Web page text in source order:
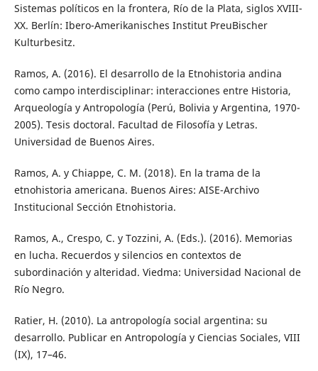
Sistemas políticos en la frontera, Río de la Plata, siglos XVIII-
XX. Berlín: Ibero-Amerikanisches Institut PreuBischer
Kulturbesitz.
Ramos, A. (2016). El desarrollo de la Etnohistoria andina
como campo interdisciplinar: interacciones entre Historia,
Arqueología y Antropología (Perú, Bolivia y Argentina, 1970-
2005). Tesis doctoral. Facultad de Filosofía y Letras.
Universidad de Buenos Aires.
Ramos, A. y Chiappe, C. M. (2018). En la trama de la
etnohistoria americana. Buenos Aires: AISE-Archivo
Institucional Sección Etnohistoria.
Ramos, A., Crespo, C. y Tozzini, A. (Eds.). (2016). Memorias
en lucha. Recuerdos y silencios en contextos de
subordinación y alteridad. Viedma: Universidad Nacional de
Río Negro.
Ratier, H. (2010). La antropología social argentina: su
desarrollo. Publicar en Antropología y Ciencias Sociales, VIII
(IX), 17–46.